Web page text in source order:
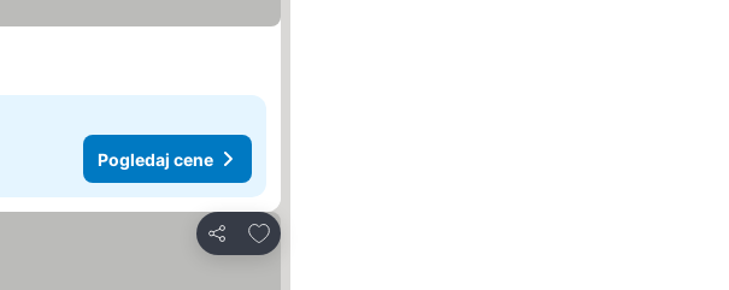
Pogledaj cene
Deli
Dodati u favorite